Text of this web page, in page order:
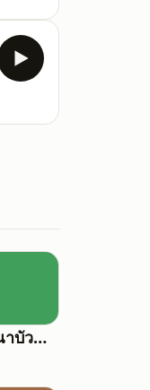
รอบโลก by กรุณาบัวคำศรี